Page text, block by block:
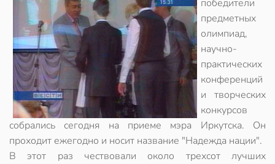
победители
предметных
олимпиад,
научно-
практических
конференций
и творческих
конкурсов
собрались сегодня на приеме мэра Иркутска. Он
проходит ежегодно и носит название "Надежда нации".
В этот раз чествовали около трехсот лучших